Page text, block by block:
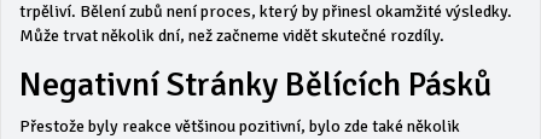
trpěliví. Bělení zubů není proces, který by přinesl okamžité výsledky.
Může trvat několik dní, než začneme vidět skutečné rozdíly.
Negativní Stránky Bělících Pásků
Přestože byly reakce většinou pozitivní, bylo zde také několik